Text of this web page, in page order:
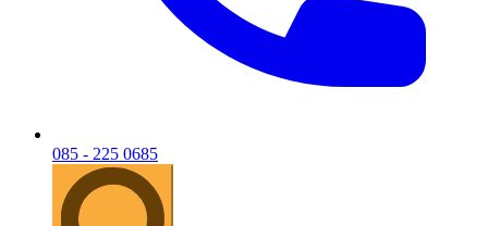
085 - 225 0685